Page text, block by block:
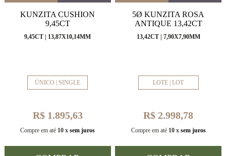
KUNZITA CUSHION
9,45CT
9,45CT | 13,87X10,14MM
ÚNICO | SINGLE
R$ 1.895,63
Compre em até 10 x sem juros
5Ø KUNZITA ROSA
ANTIQUE 13,42CT
13,42CT | 7,90X7,90MM
LOTE | LOT
R$ 2.998,78
Compre em até 10 x sem juros